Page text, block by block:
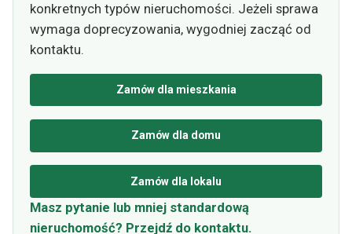
konkretnych typów nieruchomości. Jeżeli sprawa
wymaga doprecyzowania, wygodniej zacząć od
kontaktu.
Zamów dla mieszkania
Zamów dla domu
Zamów dla lokalu
Masz pytanie lub mniej standardową
nieruchomość? Przejdź do kontaktu.